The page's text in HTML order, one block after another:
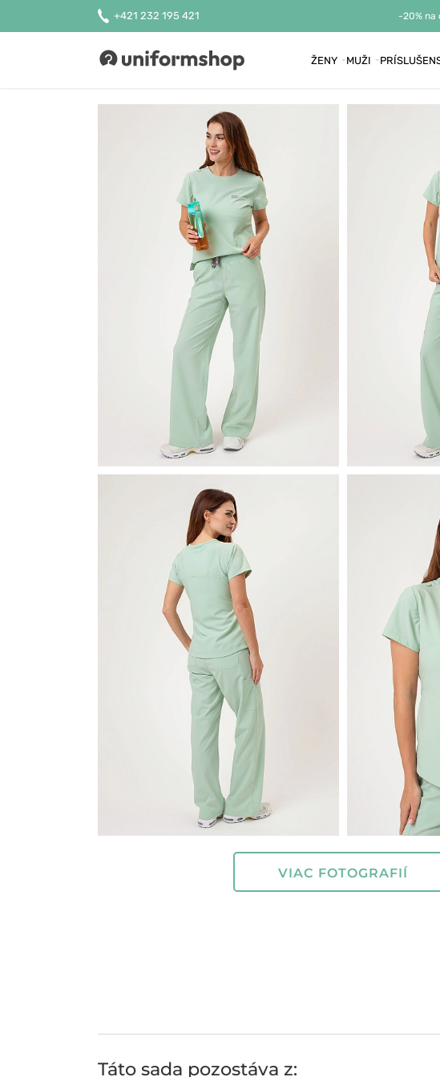
+421 232 195 421 -20% na
Uniformshop
ŽENY MUŽI
VIAC FOTOGRAFIÍ
Táto sada pozostáva z: